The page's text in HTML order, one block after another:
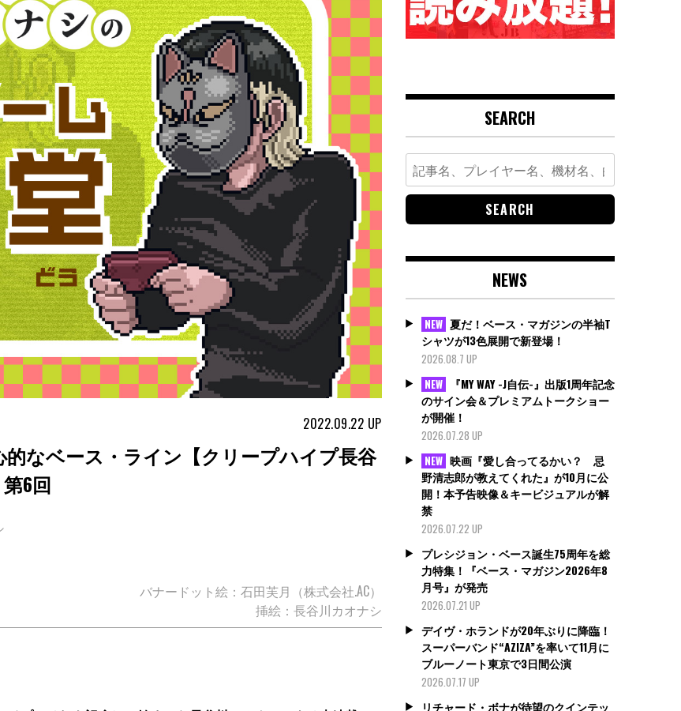
2022.09.22 UP
的なベース・ライン【クリープハイプ長谷
6回
バナードット絵：石田芙月（株式会社.AC）
挿絵：長谷川カオナシ
SEARCH
Search
for:
NEWS
NEW 夏だ！ベース・マガジンの半袖T
シャツが13色展開で新登場！
2026.08.7 UP
NEW
『MY WAY -J自伝-』出版1周年記念
のサイン会＆プレミアムトークショー
が開催！
2026.07.28 UP
NEW 映画『愛し合ってるかい？ 忌
野清志郎が教えてくれた』が10月に公
開！本予告映像＆キービジュアルが解
禁
2026.07.22 UP
プレシジョン・ベース誕生75周年を総
力特集！『ベース・マガジン2026年8
月号』が発売
2026.07.21 UP
デイヴ・ホランドが20年ぶりに降臨！
スーパーバンド“AZIZA”を率いて11月に
ブルーノート東京で3日間公演
2026.07.17 UP
リチャード・ボナが待望のクインテッ